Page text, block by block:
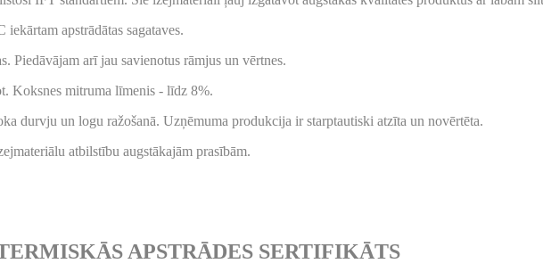
apstrādātas sagataves.
Piedāvājam arī jau savienotus rāmjus un vērtnes.
Koksnes mitruma līmenis - līdz 8%.
durvju un logu ražošanā. Uzņēmuma produkcija ir starptautiski atzīta un novērtēta.
atbilstību augstākajām prasībām.
APSTRĀDES SERTIFIKĀTS